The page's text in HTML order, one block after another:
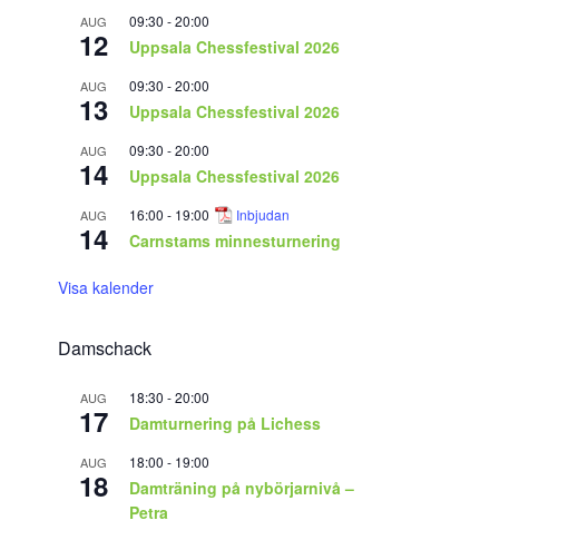
AUG
12
09:30 -20:00
Uppsala Chessfestival 2026
AUG
13
09:30 -20:00
Uppsala Chessfestival 2026
AUG
14
09:30 -20:00
Uppsala Chessfestival 2026
AUG
14
16:00 - 19:00 Inbjudan
Carnstams minnesturnering
Visa kalender
Damschack
AUG
17
18:30 -20:00
Damturnering på Lichess
AUG
18
18:00 - 19:00
Damträning på nybörjarnivå –
Petra